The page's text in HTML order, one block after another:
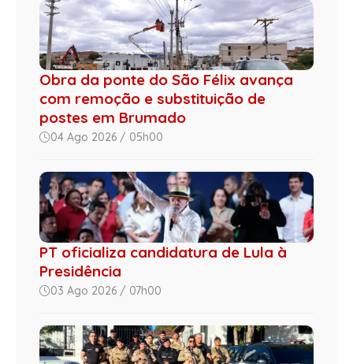
Obra da ponte do São Félix avança
com remoção e substituição de
postes em Brumado
04 Ago 2026 / 05h00
PT oficializa candidatura de Lula à
Presidência
03 Ago 2026 / 07h00